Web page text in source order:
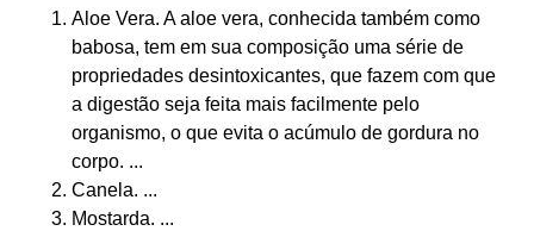
Aloe Vera. A aloe vera, conhecida também como
babosa, tem em sua composição uma série de
propriedades desintoxicantes, que fazem com que
a digestão seja feita mais facilmente pelo
organismo, o que evita o acúmulo de gordura no
corpo. ...
Canela. ...
Mostarda. ...